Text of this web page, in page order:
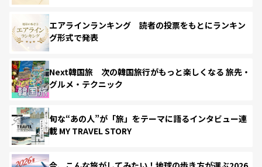
エアラインランキング 読者の投票をもとにランキン
グ形式で発表
Next韓国旅 次の韓国旅行がもっと楽しくなる 旅先・
グルメ・テクニック
旬な“あの人”が「旅」をテーマに語るインタビュー連
載 MY TRAVEL STORY